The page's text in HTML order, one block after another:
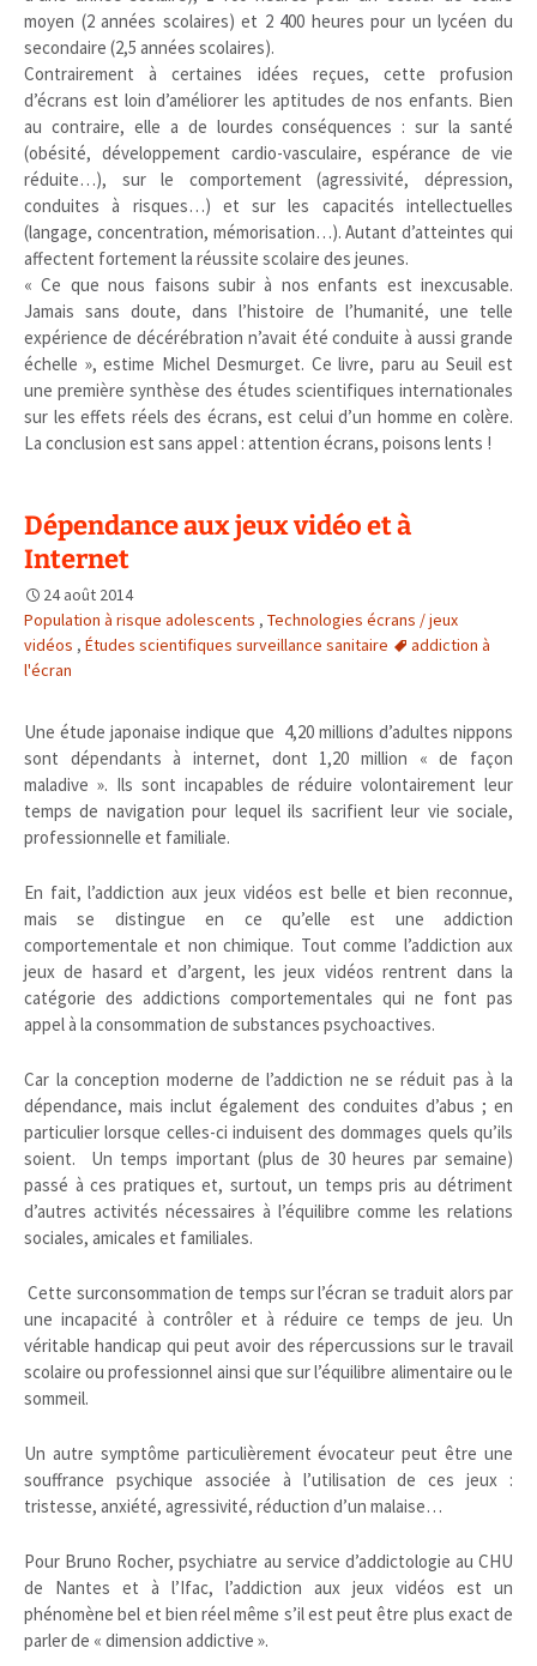
moyen (2 années scolaires) et 2 400 heures pour un lycéen du
secondaire (2,5 années scolaires).
Contrairement à certaines idées reçues, cette profusion
d’écrans est loin d’améliorer les aptitudes de nos enfants. Bien
au contraire, elle a de lourdes conséquences : sur la santé
(obésité, développement cardio-vasculaire, espérance de vie
réduite…), sur le comportement (agressivité, dépression,
conduites à risques…) et sur les capacités intellectuelles
(langage, concentration, mémorisation…). Autant d’atteintes qui
affectent fortement la réussite scolaire des jeunes.
« Ce que nous faisons subir à nos enfants est inexcusable.
Jamais sans doute, dans l’histoire de l’humanité, une telle
expérience de décérébration n’avait été conduite à aussi grande
échelle », estime Michel Desmurget. Ce livre, paru au Seuil est
une première synthèse des études scientifiques internationales
sur les effets réels des écrans, est celui d’un homme en colère.
La conclusion est sans appel : attention écrans, poisons lents !
Dépendance aux jeux vidéo et à
Internet
24 août 2014
Population à risque adolescents , Technologies écrans / jeux
vidéos , Études scientifiques surveillance sanitaire
addiction à
l'écran
Une étude japonaise indique que 4,20 millions d’adultes nippons
sont dépendants à internet, dont 1,20 million « de façon
maladive ». Ils sont incapables de réduire volontairement leur
temps de navigation pour lequel ils sacrifient leur vie sociale,
professionnelle et familiale.
En fait, l’addiction aux jeux vidéos est belle et bien reconnue,
mais se distingue en ce qu’elle est une addiction
comportementale et non chimique. Tout comme l’addiction aux
jeux de hasard et d’argent, les jeux vidéos rentrent dans la
catégorie des addictions comportementales qui ne font pas
appel à la consommation de substances psychoactives.
Car la conception moderne de l’addiction ne se réduit pas à la
dépendance, mais inclut également des conduites d’abus ; en
particulier lorsque celles-ci induisent des dommages quels qu’ils
soient. Un temps important (plus de 30 heures par semaine)
passé à ces pratiques et, surtout, un temps pris au détriment
d’autres activités nécessaires à l’équilibre comme les relations
sociales, amicales et familiales.
Cette surconsommation de temps sur l’écran se traduit alors par
une incapacité à contrôler et à réduire ce temps de jeu. Un
véritable handicap qui peut avoir des répercussions sur le travail
scolaire ou professionnel ainsi que sur l’équilibre alimentaire ou le
sommeil.
Un autre symptôme particulièrement évocateur peut être une
souffrance psychique associée à l’utilisation de ces jeux :
tristesse, anxiété, agressivité, réduction d’un malaise…
Pour Bruno Rocher, psychiatre au service d’addictologie au CHU
de Nantes et à l’Ifac, l’addiction aux jeux vidéos est un
phénomène bel et bien réel même s’il est peut être plus exact de
parler de « dimension addictive ».